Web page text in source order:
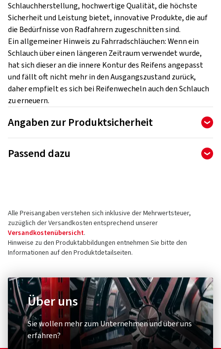
Schlauchherstellung, hochwertige Qualität, die höchste
Sicherheit und Leistung bietet, innovative Produkte, die auf
die Bedürfnisse von Radfahrern zugeschnitten sind.
Ein allgemeiner Hinweis zu Fahrradschläuchen: Wenn ein
Schlauch über einen längeren Zeitraum verwendet wurde,
hat sich dieser an die innere Kontur des Reifens angepasst
und fällt oft nicht mehr in den Ausgangszustand zurück,
daher empfielt es sich bei Reifenwecheln auch den Schlauch
zu erneuern.
Angaben zur Produktsicherheit
MANUFACTURE FRANCAISE DES PNEUMATIQUES MICHELIN
Kontakt für Produktsicherheit (kein
Kundensupport)
E-Mail:contact@tc.michelin.eu
Passend dazu
Fahrradpumpe
Schwalbe
Air-X-Plorer Standpumpe Clik Valve
mit Ventileinsätzen
XLC
Alle Preisangaben verstehen sich inklusive der Mehrwertsteuer,
zuzüglich der Versandkosten entsprechend unserer
Versandkostenübersicht.
Hinweise zu den Produktabbildungen entnehmen Sie bitte den
Informationen auf den Produktdetailseiten.
Über uns
Sie wollen mehr zum Unternehmen und über uns
erfahren?